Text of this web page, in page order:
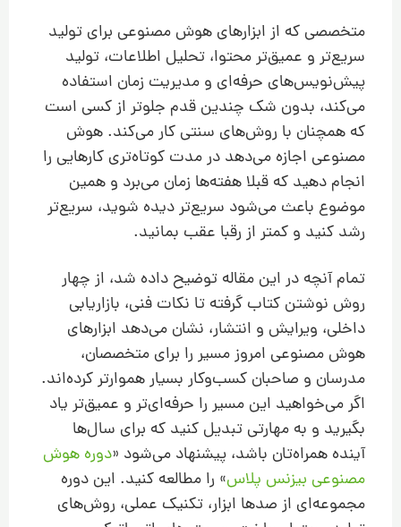
متخصصی که از ابزارهای هوش مصنوعی برای تولید
سریع‌تر و عمیق‌تر محتوا، تحلیل اطلاعات، تولید
پیش‌نویس‌های حرفه‌ای و مدیریت زمان استفاده
می‌کند، بدون شک چندین قدم جلوتر از کسی است
که همچنان با روش‌های سنتی کار می‌کند. هوش
مصنوعی اجازه می‌دهد در مدت کوتاه‌تری کارهایی را
انجام دهید که قبلا هفته‌ها زمان می‌برد و همین
موضوع باعث می‌شود سریع‌تر دیده شوید، سریع‌تر
رشد کنید و کمتر از رقبا عقب بمانید.
تمام آنچه در این مقاله توضیح داده شد، از چهار
روش نوشتن کتاب گرفته تا نکات فنی، بازاریابی
داخلی، ویرایش و انتشار، نشان می‌دهد ابزارهای
هوش مصنوعی امروز مسیر را برای متخصصان،
مدرسان و صاحبان کسب‌وکار بسیار هموارتر کرده‌اند.
اگر می‌خواهید این مسیر را حرفه‌ای‌تر و عمیق‌تر یاد
بگیرید و به مهارتی تبدیل کنید که برای سال‌ها
آینده همراه‌تان باشد، پیشنهاد می‌شود «دوره هوش
مصنوعی بیزنس پلاس» را مطالعه کنید. این دوره
مجموعه‌ای از صدها ابزار، تکنیک عملی، روش‌های